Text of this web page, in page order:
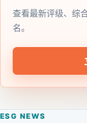
查看最新评级、综
名。
ESG NEWS